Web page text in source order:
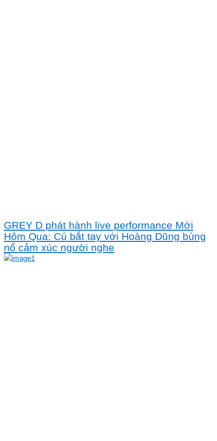
GREY D phát hành live performance Mới
Hôm Qua: Cú bắt tay với Hoàng Dũng bùng
nổ cảm xúc người nghe